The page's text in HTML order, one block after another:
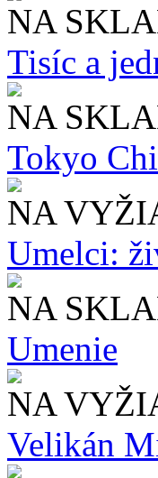
NA
Tisíc a
NA
Tokyo
NA
Umelci:
NA
Umenie
NA
Velikán